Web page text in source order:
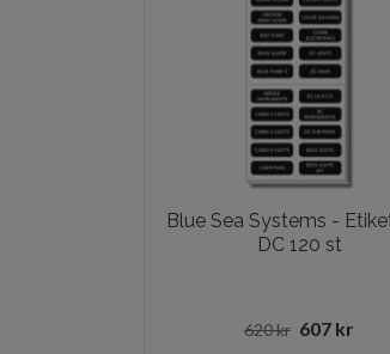
Blue Sea Systems -
DC 120 st
620 kr 607 kr